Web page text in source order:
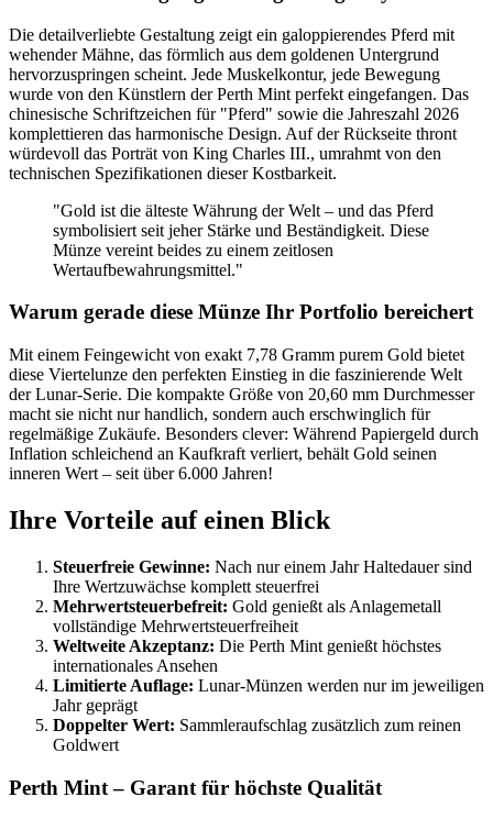
Die detailverliebte Gestaltung zeigt ein galoppierendes Pferd mit
wehender Mähne, das förmlich aus dem goldenen Untergrund
hervorzuspringen scheint. Jede Muskelkontur, jede Bewegung
wurde von den Künstlern der Perth Mint perfekt eingefangen. Das
chinesische Schriftzeichen für "Pferd" sowie die Jahreszahl 2026
komplettieren das harmonische Design. Auf der Rückseite thront
würdevoll das Porträt von King Charles III., umrahmt von den
technischen Spezifikationen dieser Kostbarkeit.
"Gold ist die älteste Währung der Welt – und das Pferd
symbolisiert seit jeher Stärke und Beständigkeit. Diese
Münze vereint beides zu einem zeitlosen
Wertaufbewahrungsmittel."
Warum gerade diese Münze Ihr Portfolio bereichert
Mit einem Feingewicht von exakt 7,78 Gramm purem Gold bietet
diese Viertelunze den perfekten Einstieg in die faszinierende Welt
der Lunar-Serie. Die kompakte Größe von 20,60 mm Durchmesser
macht sie nicht nur handlich, sondern auch erschwinglich für
regelmäßige Zukäufe. Besonders clever: Während Papiergeld durch
Inflation schleichend an Kaufkraft verliert, behält Gold seinen
inneren Wert – seit über 6.000 Jahren!
Ihre Vorteile auf einen Blick
Steuerfreie Gewinne: Nach nur einem Jahr Haltedauer sind
Ihre Wertzuwächse komplett steuerfrei
Mehrwertsteuerbefreit: Gold genießt als Anlagemetall
vollständige Mehrwertsteuerfreiheit
Weltweite Akzeptanz: Die Perth Mint genießt höchstes
internationales Ansehen
Limitierte Auflage: Lunar-Münzen werden nur im jeweiligen
Jahr geprägt
Doppelter Wert: Sammleraufschlag zusätzlich zum reinen
Goldwert
Perth Mint – Garant für höchste Qualität